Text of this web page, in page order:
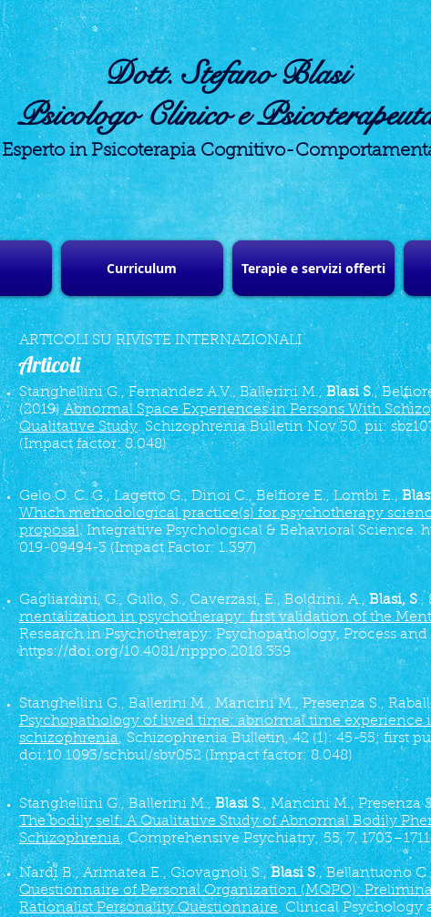
Dott. Stefano Blasi
Psicologo Clinico e
Esperto in Psicoterapia Cognitivo-
Curriculum Terapie e servizi offerti
Articoli
ARTICOLI SU RIVISTE INTERNAZIONALI
Stanghellini G., Fernandez A.V., Ballerini M.,Blasi S.,
(2019)Abnormal Space Experiences in Persons With
Qualitative Study. Schizophrenia Bulletin Nov 30. pii:
(Impact factor: 8.048)
Gelo O. C. G., Lagetto G., Dinoi C., Belfiore E., Lombi E.,
Which methodological practice(s) for psychotherapy
proposal. Integrative Psychological & Behavioral Science.
019-09494-3(Impact Factor: 1.397)
Gagliardini, G., Gullo, S., Caverzasi, E., Boldrini, A.,Blasi, S.,
mentalization in psychotherapy: first validation of the
Research in Psychotherapy: Psychopathology, Process and
https://doi.org/10.4081/ripppo.2018.339
Stanghellini G., Ballerini M., Mancini M., Presenza S.,
Psychopathology of lived time: abnormal time experience
schizophrenia, Schizophrenia Bulletin, 42 (1): 45-55; first
doi:10.1093/schbul/sbv052 (Impact factor: 8.048)
Stanghellini G., Ballerini M.,Blasi S., Mancini M., Presenza
The bodily self: A Qualitative Study of Abnormal Bodily
Schizophrenia, Comprehensive Psychiatry, 55, 7,
Nardi B., Arimatea E., Giovagnoli S.,Blasi S., Bellantuono
Questionnaire of Personal Organization (MQPO):
Rationalist Personality Questionnaire. Clinical Psychology